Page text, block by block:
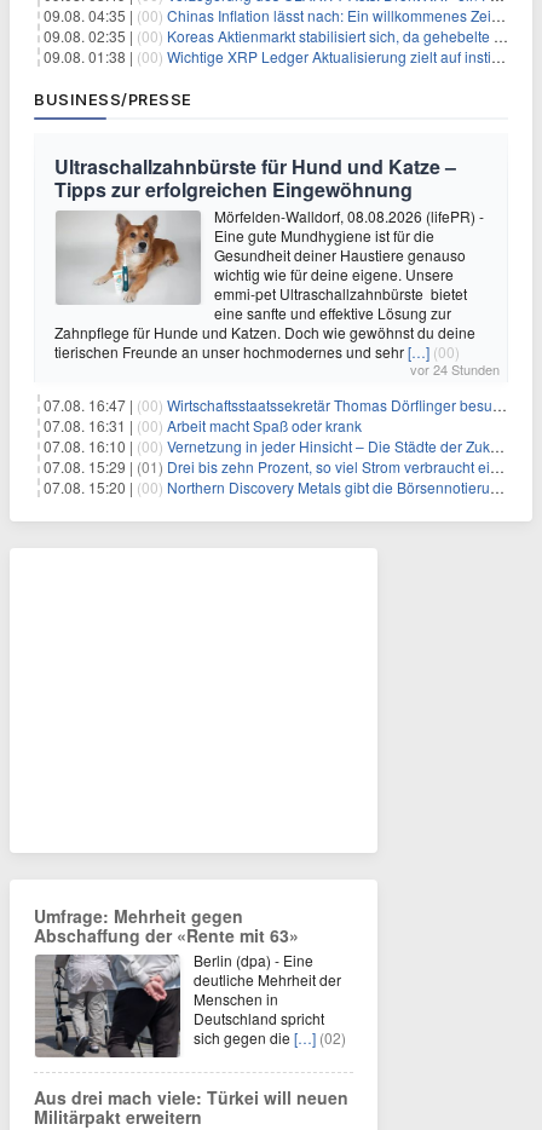
09.08. 04:35 | (00) Chinas Inflation lässt nach: Ein willkommenes Zeichen für Investoren angesichts der Folgen des Öl-Schocks
09.08. 02:35 | (00) Koreas Aktienmarkt stabilisiert sich, da gehebelte Positionen abgebaut werden
09.08. 01:38 | (00) Wichtige XRP Ledger Aktualisierung zielt auf institutionelle Akzeptanz ab
BUSINESS/PRESSE
Ultraschallzahnbürste für Hund und Katze –
Tipps zur erfolgreichen Eingewöhnung
Mörfelden-Walldorf, 08.08.2026 (lifePR) -
Eine gute Mundhygiene ist für die
Gesundheit deiner Haustiere genauso
wichtig wie für deine eigene. Unsere
emmi-pet Ultraschallzahnbürste bietet
eine sanfte und effektive Lösung zur
Zahnpflege für Hunde und Katzen. Doch wie gewöhnst du deine
tierischen Freunde an unser hochmodernes und sehr[…] (00)
vor 24 Stunden
07.08. 16:47 | (00) Wirtschaftsstaatssekretär Thomas Dörflinger besucht Handwerksbetrieb im Kammerbezirk Freiburg
07.08. 16:31 | (00) Arbeit macht Spaß oder krank
07.08. 16:10 | (00) Vernetzung in jeder Hinsicht – Die Städte der Zukunft sind grün-blau
07.08. 15:29 | (01) Drei bis zehn Prozent, so viel Strom verbraucht ein Aufzug im Gebäude
07.08. 15:20 | (00) Northern Discovery Metals gibt die Börsennotierung an der Frankfurter Wertpapierbörse bekannt
Umfrage: Mehrheit gegen
Abschaffung der «Rente mit 63»
Berlin (dpa) - Eine
deutliche Mehrheit der
Menschen in
Deutschland spricht
sich gegen die […] (02)
Aus drei mach viele: Türkei will neuen
Militärpakt erweitern